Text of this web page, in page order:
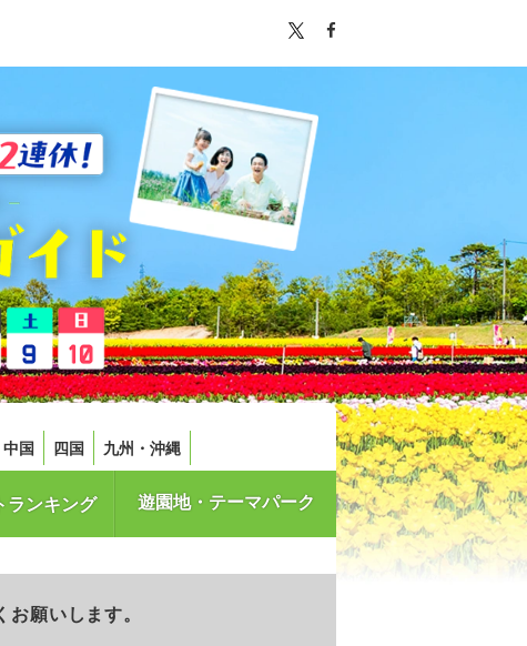
中国 四国 九州・沖縄
ンキング 遊園地・テーマパーク
願いします。